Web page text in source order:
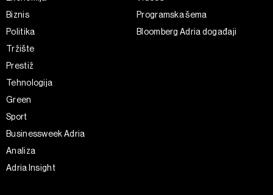
Biznis
Politika
Tržište
Prestiž
Tehnologija
Green
Sport
Businessweek Adria
Analiza
Adria Insight
Programska šema
Bloomberg Adria događaji